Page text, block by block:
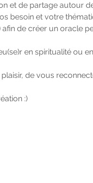
et de partage autour
besoin et votre
de créer un oracle
en spiritualité ou
de vous
:)